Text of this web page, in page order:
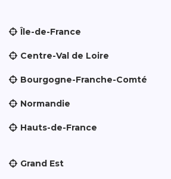
Île-de-France
Centre-Val de Loire
Bourgogne-Franche-Comté
Normandie
Hauts-de-France
Grand Est